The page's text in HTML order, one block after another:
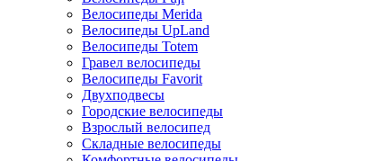
Велосипеды Merida
Велосипеды UpLand
Велосипеды Totem
Гравел велосипеды
Велосипеды Favorit
Двухподвесы
Городские велосипеды
Взрослый велосипед
Складные велосипеды